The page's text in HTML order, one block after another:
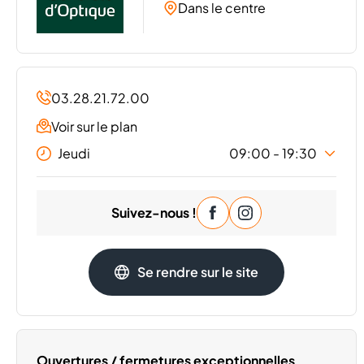
Dans le centre
03.28.21.72.00
Voir sur le plan
Jeudi
09:00 - 19:30
09:00 - 19:30
09:00 - 19:30
Vendredi
09:00 - 19:30
Samedi
09:00 - 19:30
Suivez-nous !
Se rendre sur le site
Ouvertures / fermetures exceptionnelles